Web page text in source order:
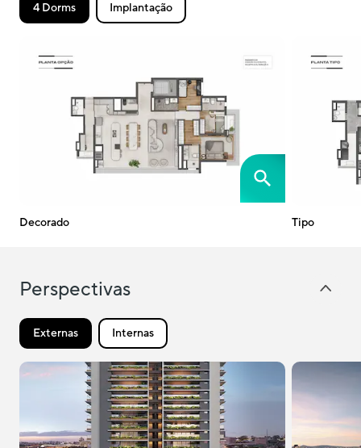
4 Dorms Implantação
Decorado Tipo
Perspectivas
Externas Internas